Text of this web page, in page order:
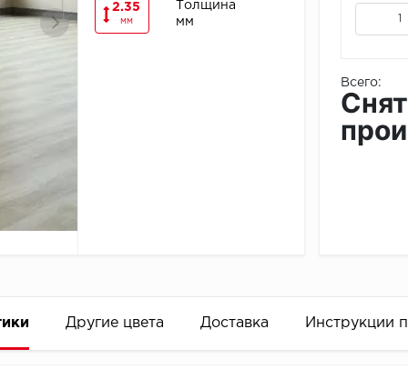
2.35
мм
Толщина
мм
Всего:
Другие цвета Доставка Инструкции